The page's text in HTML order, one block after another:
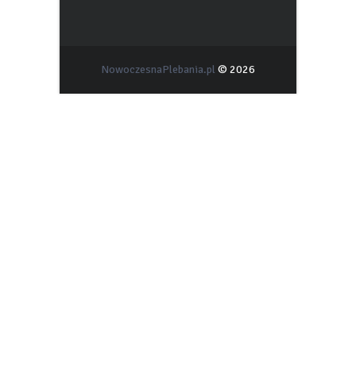
NowoczesnaPlebania.pl © 2026